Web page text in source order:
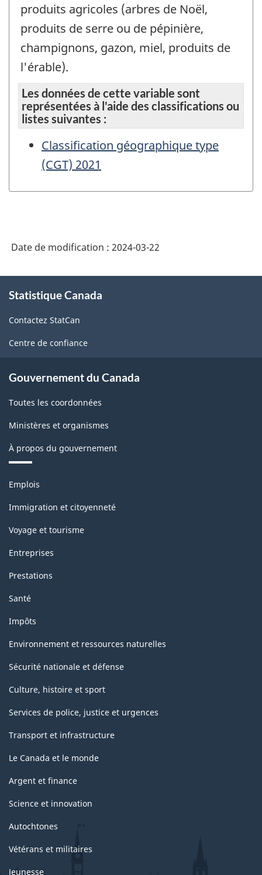
produits agricoles (arbres de Noël,
produits de serre ou de pépinière,
champignons, gazon, miel, produits de
l'érable).
Les données de cette variable sont
représentées à l'aide des classifications ou
listes suivantes :
Classification géographique type
(CGT) 2021
Date de modification : 2024-03-22
propos
ce
site
Statistique Canada
Contactez StatCan
Centre de confiance
Gouvernement du Canada
Toutes les coordonnées
Ministères et organismes
À propos du gouvernement
Thèmes
sujets
Emplois
Immigration et citoyenneté
Voyage et tourisme
Entreprises
Prestations
Santé
Impôts
Environnement et ressources naturelles
Sécurité nationale et défense
Culture, histoire et sport
Services de police, justice et urgences
Transport et infrastructure
Le Canada et le monde
Argent et finance
Science et innovation
Autochtones
Vétérans et militaires
Jeunesse